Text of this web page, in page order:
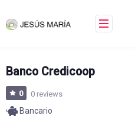
to
Banco Credicoop
0 0 reviews
Bancario